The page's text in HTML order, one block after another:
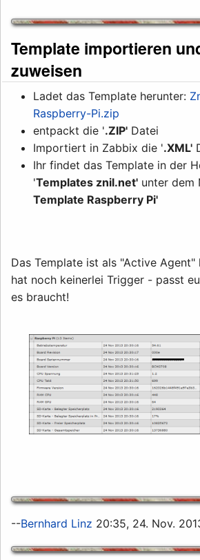
Template importieren
zuweisen
Ladet das Template herunter:
Raspberry-Pi.zip
entpackt die '.ZIP' Datei
Importiert in Zabbix die '.XML'
Ihr findet das Template in der
'Templates znil.net' unter dem
Template Raspberry Pi'
Das Template ist als "Active
hat noch keinerlei Trigger - passt
es braucht!
--Bernhard Linz 20:35, 24. Nov.